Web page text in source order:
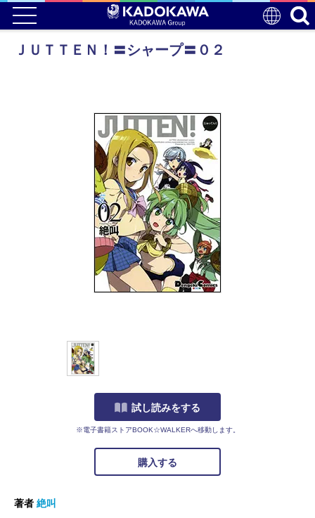
ＪＵＴＴＥＮ！〓シャープ〓０２
試し読みをする
※電子書籍ストアBOOK☆WALKERへ移動します。
購入する
著者 絶叫